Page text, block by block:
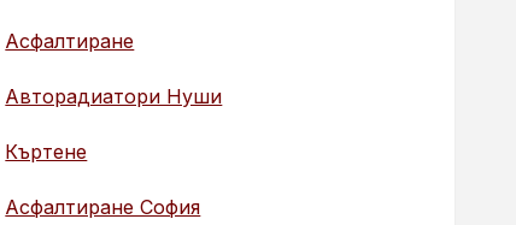
Асфалтиране
Авторадиатори Нуши
Къртене
Асфалтиране София